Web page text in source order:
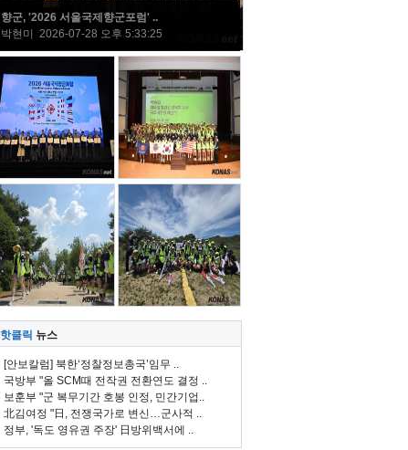
향군, '2026 서울국제향군포럼' ..
박현미 2026-07-28 오후 5:33:25
핫클릭 뉴스
[안보칼럼] 북한‘정찰정보총국’임무 ..
국방부 "올 SCM때 전작권 전환연도 결정 ..
보훈부 "군 복무기간 호봉 인정, 민간기업..
北김여정 "日, 전쟁국가로 변신…군사적 ..
정부, '독도 영유권 주장' 日방위백서에 ..